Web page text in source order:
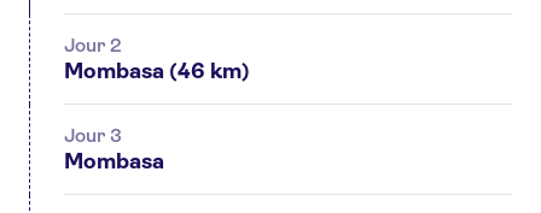
Jour 2
Mombasa (46 km)
Jour 3
Mombasa